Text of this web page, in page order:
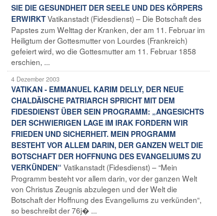
SIE DIE GESUNDHEIT DER SEELE UND DES KÖRPERS
ERWIRKTVatikanstadt (Fidesdienst) – Die Botschaft des
Papstes zum Welttag der Kranken, der am 11. Februar im
Heiligtum der Gottesmutter von Lourdes (Frankreich)
gefeiert wird, wo die Gottesmutter am 11. Februar 1858
erschien, ...
4 Dezember 2003
VATIKAN - EMMANUEL KARIM DELLY, DER NEUE
CHALDÄISCHE PATRIARCH SPRICHT MIT DEM
FIDESDIENST ÜBER SEIN PROGRAMM: „ANGESICHTS
DER SCHWIERIGEN LAGE IM IRAK FORDERN WIR
FRIEDEN UND SICHERHEIT. MEIN PROGRAMM
BESTEHT VOR ALLEM DARIN, DER GANZEN WELT DIE
BOTSCHAFT DER HOFFNUNG DES EVANGELIUMS ZU
VERKÜNDEN“ Vatikanstadt (Fidesdienst) – “Mein
Programm besteht vor allem darin, vor der ganzen Welt
von Christus Zeugnis abzulegen und der Welt die
Botschaft der Hoffnung des Evangeliums zu verkünden“,
so beschreibt der 76j� ...